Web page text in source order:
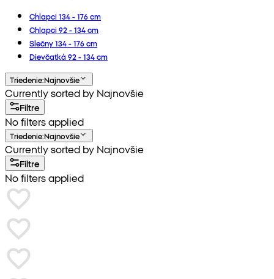
Chlapci 134 - 176 cm
Chlapci 92 - 134 cm
Slečny 134 - 176 cm
Dievčatká 92 - 134 cm
Triedenie:Najnovšie
Currently sorted by Najnovšie
Filtre
No filters applied
Triedenie:Najnovšie
Currently sorted by Najnovšie
Filtre
No filters applied